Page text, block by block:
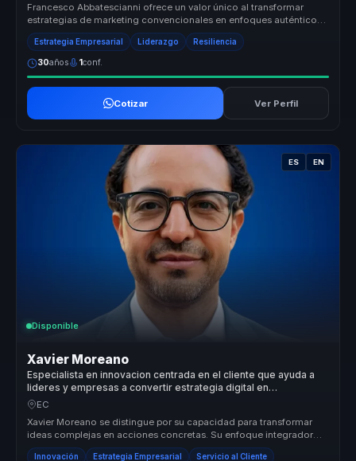
Francesco Abbatescianni ofrece un valor único al transformar
estrategias de marketing convencionales en enfoques auténticos
y efectivos q...
Estrategia Empresarial Liderazgo Resiliencia
30años 1conf.
Cotizar Ver Perfil
ES EN
Disponible
Xavier Moreano
Especialista en innovacion centrada en el cliente que ayuda a
lideres y empresas a convertir estrategia digital en
crecimiento, diferenciacion y lealtad.
EC
Xavier Moreano se distingue por su capacidad para transformar
ideas complejas en acciones concretas. Su enfoque integrador
conecta la inn...
Innovación Estrategia Empresarial Servicio al Cliente